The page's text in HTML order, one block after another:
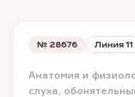
№ 28676 Линия 11
Анатомия и
слуха,